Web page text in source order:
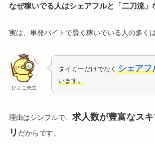
なぜ稼いでる人はシェアフルと「二刀流」
実は、単発バイトで賢く稼いでいる人の多くは
ひよこ先生
タイミーだけでなくシェアフ
います。
理由はシンプルで、 求人数が豊富なス
リ だからです。